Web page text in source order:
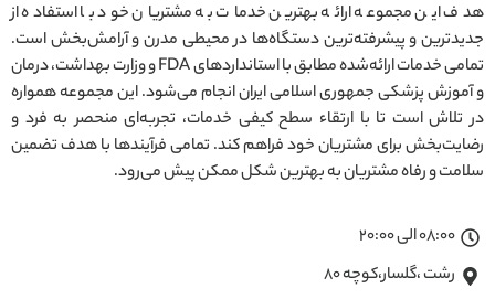
هدف این مجموعه ارائه بهترین خدمات به مشتریان خود با استفاده از
جدیدترین و پیشرفته‌ترین دستگاه‌ها در محیطی مدرن و آرامش‌بخش است.
تمامی خدمات ارائه‌شده مطابق با استانداردهای FDA و وزارت بهداشت، درمان
و آموزش پزشکی جمهوری اسلامی ایران انجام می‌شود. این مجموعه همواره
در تلاش است تا با ارتقاء سطح کیفی خدمات، تجربه‌ای منحصر به فرد و
رضایت‌بخش برای مشتریان خود فراهم کند. تمامی فرآیندها با هدف تضمین
سلامت و رفاه مشتریان به بهترین شکل ممکن پیش می‌رود.
08:00 الی 20:00
رشت ،گلسار،کوچه ۸۰